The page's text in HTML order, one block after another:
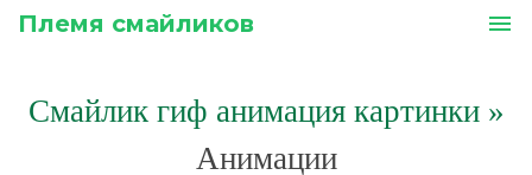
Племя смайликов menu
Смайлик гиф анимация картинки»
Анимации